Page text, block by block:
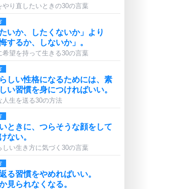
やり直したいときの30の言葉
たいか、したくないか」より
悔するか、しないか」。
希望を持って生きる30の言葉
しい性格になるためには、素
い習慣を身につければいい。
人生を送る30の方法
ときに、つらそうな顔をして
ない。
しい生き方に気づく30の言葉
る習慣をやめればいい。
見られなくなる。